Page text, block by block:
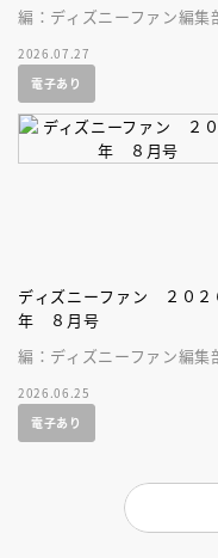
編：ディズニーファン編集
2026.07.27
電子あり
ディズニーファン ２０２
年 ８月号
編：ディズニーファン編集
2026.06.25
電子あり